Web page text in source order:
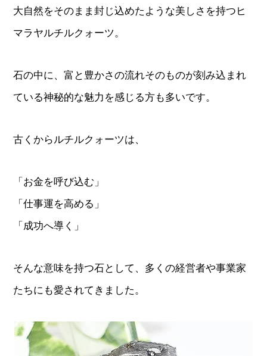
大自然をそのまま封じ込めたような美しさを持つヒ
マラヤルチルクォーツ。
石の中に、富と豊かさの流れそのものが刻み込まれ
ている神秘的な魅力を感じる方も多いです。
古くからルチルクォーツは、
「お金を呼び込む」
「仕事運を高める」
「成功へ導く」
そんな意味を持つ石として、多くの経営者や事業家
たちにも愛されてきました。